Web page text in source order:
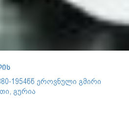
1954წწ ეროვნული გმირი
გურია